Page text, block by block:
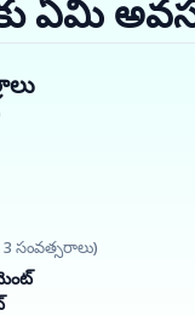
ఏమి
3 సంవత్సరాలు)